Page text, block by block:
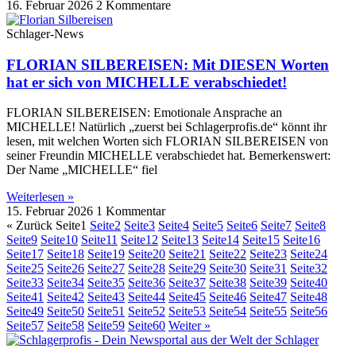
16. Februar 2026 2 Kommentare
Schlager-News
FLORIAN SILBEREISEN: Mit DIESEN Worten
hat er sich von MICHELLE verabschiedet!
FLORIAN SILBEREISEN: Emotionale Ansprache an
MICHELLE! Natürlich „zuerst bei Schlagerprofis.de“ könnt ihr
lesen, mit welchen Worten sich FLORIAN SILBEREISEN von
seiner Freundin MICHELLE verabschiedet hat. Bemerkenswert:
Der Name „MICHELLE“ fiel
Weiterlesen »
15. Februar 2026 1 Kommentar
« Zurück Seite1 Seite2 Seite3 Seite4 Seite5 Seite6 Seite7 Seite8
Seite9 Seite10 Seite11 Seite12 Seite13 Seite14 Seite15 Seite16
Seite17 Seite18 Seite19 Seite20 Seite21 Seite22 Seite23 Seite24
Seite25 Seite26 Seite27 Seite28 Seite29 Seite30 Seite31 Seite32
Seite33 Seite34 Seite35 Seite36 Seite37 Seite38 Seite39 Seite40
Seite41 Seite42 Seite43 Seite44 Seite45 Seite46 Seite47 Seite48
Seite49 Seite50 Seite51 Seite52 Seite53 Seite54 Seite55 Seite56
Seite57 Seite58 Seite59 Seite60 Weiter »